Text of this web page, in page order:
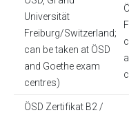
Universität
Freiburg/Switzerland;
can be taken at ÖSD
and Goethe exam
centres)
ÖSD Zertifikat B2 /